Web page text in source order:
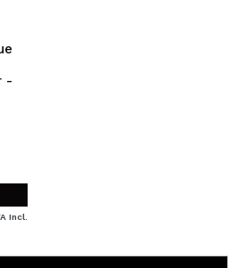
Maquibeauty.fr vous pourrez
vérifier l'état de vos
vos opérations précédentes.
-
Incl.